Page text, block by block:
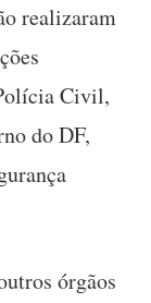
realizaram
Civil,
do DF,
órgãos